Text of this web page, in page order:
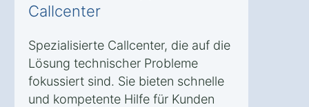
Callcenter
Spezialisierte Callcenter, die auf die
Lösung technischer Probleme
fokussiert sind. Sie bieten schnelle
und kompetente Hilfe für Kunden